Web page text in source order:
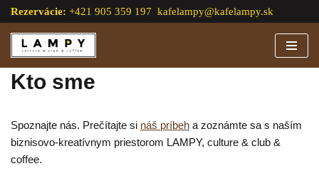
Preskočiť
na
obsah
Rezervácie: +421 905 359 197 kafelampy@kafelampy.sk
Kto sme
Spoznajte nás. Prečítajte si náš príbeh a zoznámte sa s naším
biznisovo-kreatívnym priestorom LAMPY, culture & club &
coffee.